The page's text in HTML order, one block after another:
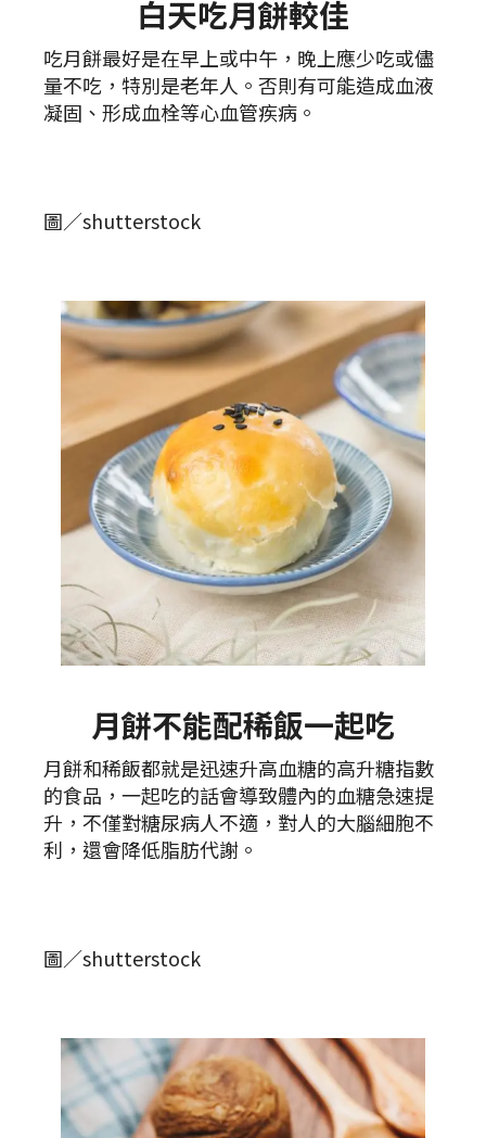
白天吃月餅較佳
吃月餅最好是在早上或中午，晚上應少吃或儘
量不吃，特別是老年人。否則有可能造成血液
凝固、形成血栓等心血管疾病。
圖／shutterstock
月餅不能配稀飯一起吃
月餅和稀飯都就是迅速升高血糖的高升糖指數
的食品，一起吃的話會導致體內的血糖急速提
升，不僅對糖尿病人不適，對人的大腦細胞不
利，還會降低脂肪代謝。
圖／shutterstock